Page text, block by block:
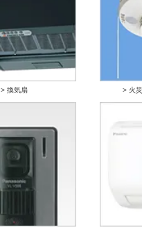
> 換気扇 > 火